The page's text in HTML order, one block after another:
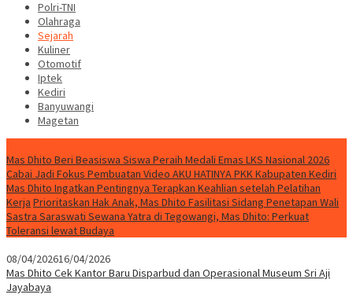
Polri-TNI
Olahraga
Sejarah
Kuliner
Otomotif
Iptek
Kediri
Banyuwangi
Magetan
Mas Dhito Beri Beasiswa Siswa Peraih Medali Emas LKS Nasional 2026
Cabai Jadi Fokus Pembuatan Video AKU HATINYA PKK Kabupaten Kediri
Mas Dhito Ingatkan Pentingnya Terapkan Keahlian setelah Pelatihan
Kerja Prioritaskan Hak Anak, Mas Dhito Fasilitasi Sidang Penetapan Wali
Sastra Saraswati Sewana Yatra di Tegowangi, Mas Dhito: Perkuat
Toleransi lewat Budaya
08/04/202616/04/2026
Mas Dhito Cek Kantor Baru Disparbud dan Operasional Museum Sri Aji
Jayabaya